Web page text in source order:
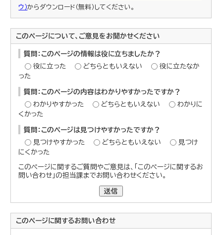
ウ）からダウンロード（無料）してください。
このページについて、ご意見をお聞かせください
質問：このページの情報は役に立ちましたか？
役に立った
どちらともいえない
役に立たなか
った
質問：このページの内容はわかりやすかったですか？
わかりやすかった
どちらともいえない
わかりに
くかった
質問：このページは見つけやすかったですか？
見つけやすかった
どちらともいえない
見つけ
にくかった
このページに関するご質問やご意見は、「このページに関するお
問い合わせ」の担当課までお問い合わせください。
送信
このページに関するお問い合わせ